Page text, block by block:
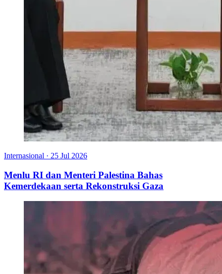
Internasional · 25 Jul 2026
Menlu RI dan Menteri Palestina Bahas
Kemerdekaan serta Rekonstruksi Gaza